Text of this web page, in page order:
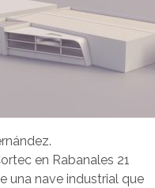
en Rabanales 21
una nave industrial que